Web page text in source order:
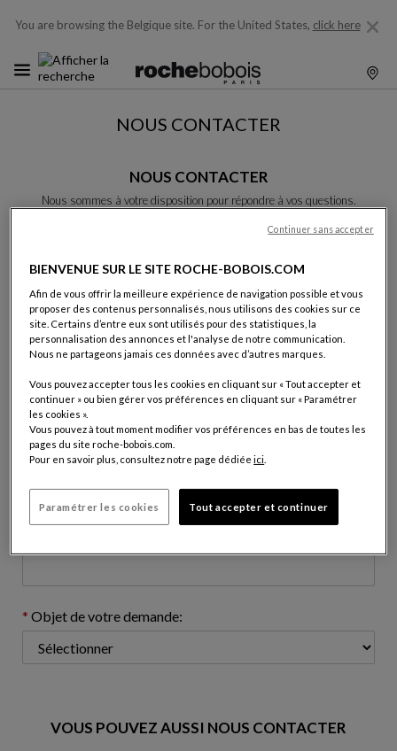
You are browsing the Belgique site. For the United States, click here
NOUS CONTACTER
NOUS CONTACTER
Nous sommes à votre disposition pour répondre à vos questions.
Nom:
Prénom:
Adresse e-mail: (nom@domaine.com)
Objet de votre demande:
VOUS POUVEZ AUSSI NOUS CONTACTER
BIENVENUE SUR LE SITE ROCHE-BOBOIS.COM
Afin de vous offrir la meilleure expérience de navigation possible et vous
proposer des contenus personnalisés, nous utilisons des cookies sur ce
site. Certains d’entre eux sont utilisés pour des statistiques, la
personnalisation des annonces et l'analyse de notre communication.
Nous ne partageons jamais ces données avec d’autres marques.
Vous pouvez accepter tous les cookies en cliquant sur « Tout accepter et
continuer » ou bien gérer vos préférences en cliquant sur « Paramétrer
les cookies ».
Vous pouvez à tout moment modifier vos préférences en bas de toutes les
pages du site roche-bobois.com.
Pour en savoir plus, consultez notre page dédiéeici
Paramétrer les cookies Tout accepter et continuer
Continuer sans accepter